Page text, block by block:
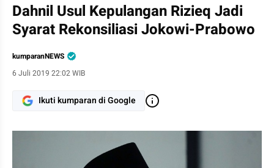
Dahnil Usul Kepulangan Rizieq Jadi
Syarat Rekonsiliasi Jokowi-Prabowo
kumparanNEWS
6 Juli 2019 22:02 WIB
Ikuti kumparan di Google